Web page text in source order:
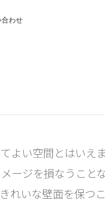
わせ
よい空間とはいえ
ージを損なうこと
れいな壁面を保つ